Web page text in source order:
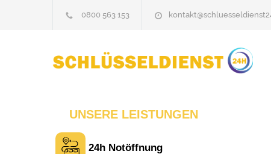
0800 563 153
UNSERE LEISTUNGEN
24h Notöffnung